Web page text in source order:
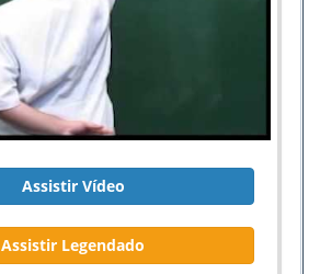
Assistir Vídeo
Assistir Legendado